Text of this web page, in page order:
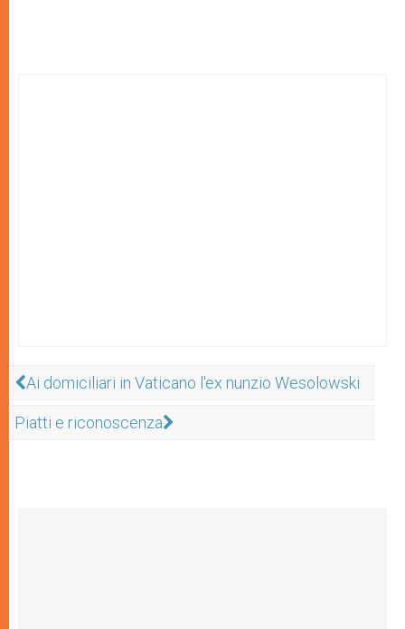
Ai domiciliari in Vaticano l'ex nunzio Wesolowski
Piatti e riconoscenza